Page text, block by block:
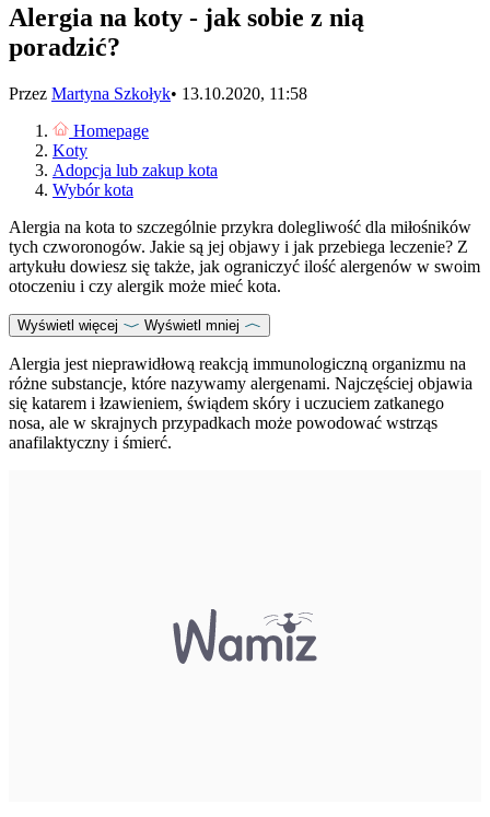
Alergia na koty - jak sobie z nią
poradzić?
Przez Martyna Szkołyk• 13.10.2020, 11:58
Homepage
Koty
Adopcja lub zakup kota
Wybór kota
Alergia na kota to szczególnie przykra dolegliwość dla miłośników
tych czworonogów. Jakie są jej objawy i jak przebiega leczenie? Z
artykułu dowiesz się także, jak ograniczyć ilość alergenów w swoim
otoczeniu i czy alergik może mieć kota.
Wyświetl więcej Wyświetl mniej
Alergia jest nieprawidłową reakcją immunologiczną organizmu na
różne substancje, które nazywamy alergenami. Najczęściej objawia
się katarem i łzawieniem, świądem skóry i uczuciem zatkanego
nosa, ale w skrajnych przypadkach może powodować wstrząs
anafilaktyczny i śmierć.